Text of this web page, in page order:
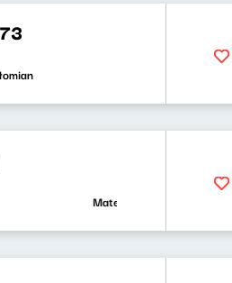
Mateusz Andruszkiewicz,